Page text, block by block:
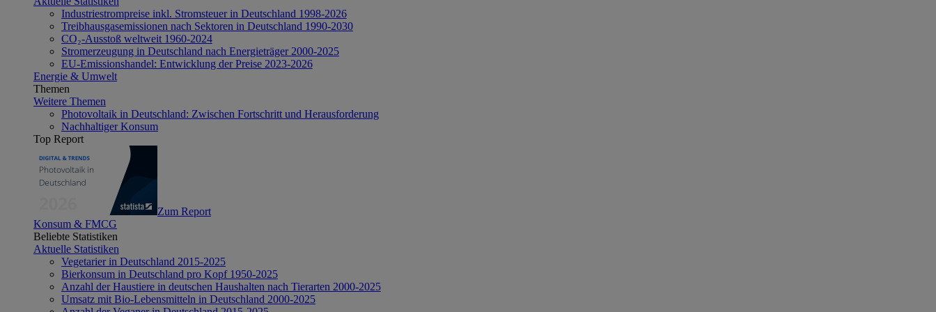
Industriestrompreise inkl. Stromsteuer in Deutschland 1998-2026
Treibhausgasemissionen nach Sektoren in Deutschland 1990-2030
CO₂-Ausstoß weltweit 1960-2024
Stromerzeugung in Deutschland nach Energieträger 2000-2025
EU-Emissionshandel: Entwicklung der Preise 2023-2026
Energie & Umwelt
Themen
Weitere Themen
Photovoltaik in Deutschland: Zwischen Fortschritt und Herausforderung
Nachhaltiger Konsum
Top Report
Zum Report
Konsum & FMCG
Beliebte Statistiken
Aktuelle Statistiken
Vegetarier in Deutschland 2015-2025
Bierkonsum in Deutschland pro Kopf 1950-2025
Anzahl der Haustiere in deutschen Haushalten nach Tierarten 2000-2025
Umsatz mit Bio-Lebensmitteln in Deutschland 2000-2025